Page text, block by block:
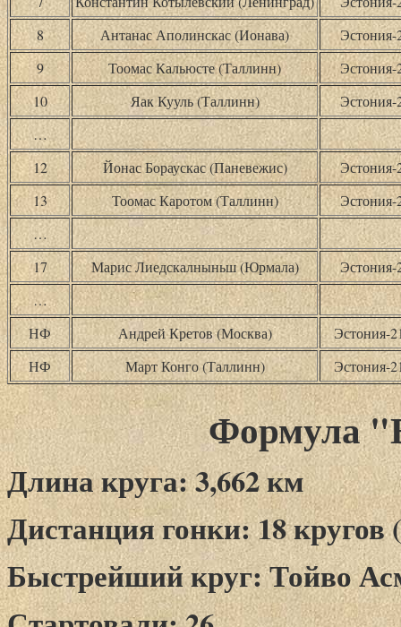
8
Антанас Аполинскас (Ионава)
Эстония-
9
Тоомас Кальюсте (Таллинн)
Эстония-
10
Яак Кууль (Таллинн)
Эстония-
…
12
Йонас Бораускас (Паневежис)
Эстония-
13
Тоомас Каротом (Таллинн)
Эстония-
…
17
Марис Лиедскалныньш (Юрмала)
Эстония-
…
НФ
Андрей Кретов (Москва)
Эстония-
НФ
Март Конго (Таллинн) Эстония-
Формула
Длина круга: 3,662 км
Дистанция гонки: 18 кругов
Быстрейший круг: Тойво